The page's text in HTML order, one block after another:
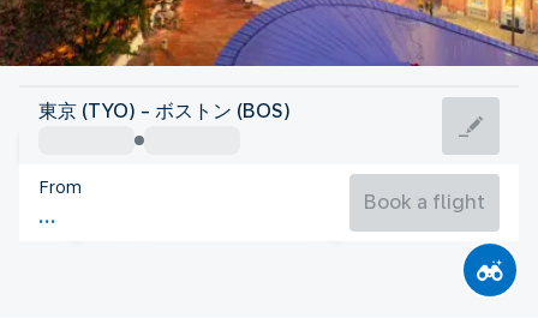
United States Of America
Boston
United States Of America
Flight time
東京 (TYO) - ボストン (BOS)
From
Book a flight